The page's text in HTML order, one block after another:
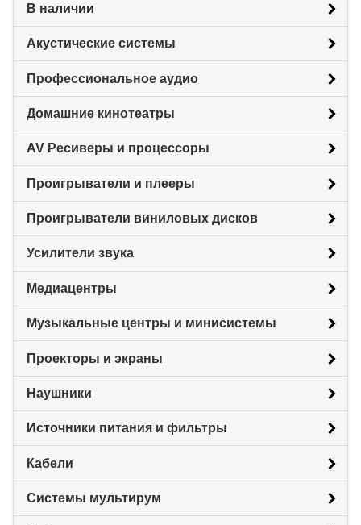
В наличии
Акустические системы
Профессиональное аудио
Домашние кинотеатры
AV Ресиверы и процессоры
Проигрыватели и плееры
Проигрыватели виниловых дисков
Усилители звука
Медиацентры
Музыкальные центры и минисистемы
Проекторы и экраны
Наушники
Источники питания и фильтры
Кабели
Системы мультирум